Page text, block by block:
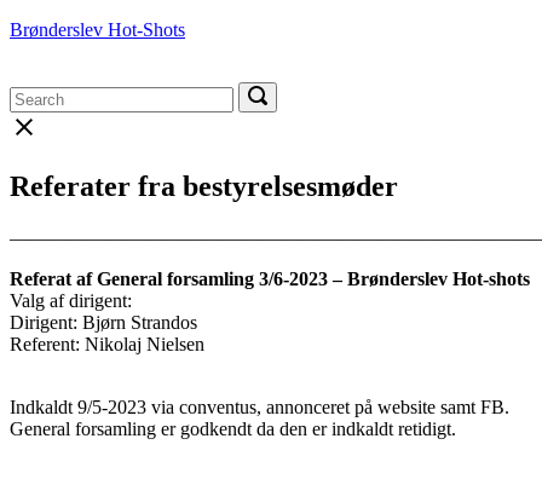
Skip
Brønderslev Hot-Shots
Menu
Search
for:
Search
for:
Search
Close
Referater fra bestyrelsesmøder
———————————————————————————–
Referat af General forsamling 3/6-2023 – Brønderslev Hot-shots
Valg af dirigent:
Dirigent: Bjørn Strandos
Referent: Nikolaj Nielsen
Indkaldt 9/5-2023 via conventus, annonceret på website samt FB.
General forsamling er godkendt da den er indkaldt retidigt.